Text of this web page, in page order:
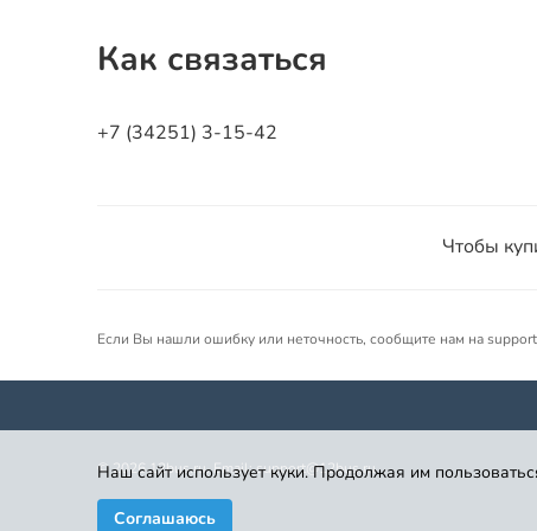
Как связаться
+7 (34251) 3-15-42
Чтобы
Если Вы нашли ошибку или неточность, сообщите нам на
©202612bus.ru. Email: support@12bus.ru
Наш сайт использует куки. Продолжая им
Соглашаюсь